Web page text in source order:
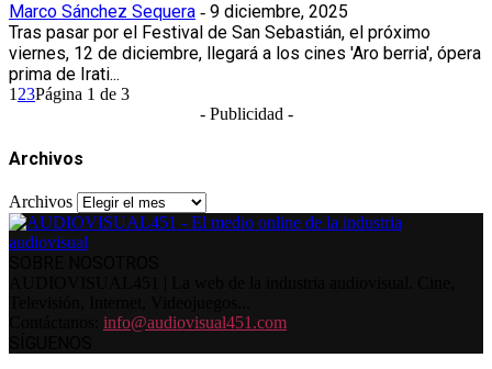
Marco Sánchez Sequera - 9 diciembre, 2025
Tras pasar por el Festival de San Sebastián, el próximo
viernes, 12 de diciembre, llegará a los cines 'Aro berria', ópera
prima de Irati...
1 23Página 1 de 3
- Publicidad -
Archivos
Archivos
info@audiovisual451.com